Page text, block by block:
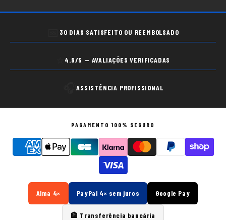
30 DIAS SATISFEITO OU REEMBOLSADO
4.9/5 — AVALIAÇÕES VERIFICADAS
🎧ASSISTÊNCIA PROFISSIONAL
PAGAMENTO 100% SEGURO
Alma 4× PayPal 4× sem juros Google Pay
🏦 Transferência bancária